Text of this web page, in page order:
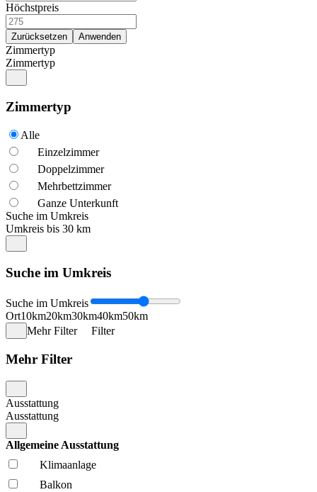
Höchstpreis
Zimmertyp
Zimmertyp
Zimmertyp
Alle
Einzelzimmer
Doppelzimmer
Mehrbettzimmer
Ganze Unterkunft
Suche im Umkreis
Umkreis bis 30 km
Suche im Umkreis
Suche im Umkreis
Ort10km20km30km40km50km
Mehr Filter
Filter
Mehr Filter
Ausstattung
Ausstattung
Allgemeine Ausstattung
Klima­anlage
Balkon